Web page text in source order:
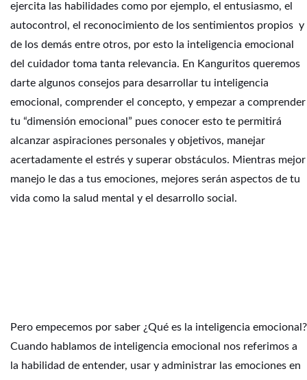
ejercita las habilidades como por ejemplo, el entusiasmo, el
autocontrol, el reconocimiento de los sentimientos propios y
de los demás entre otros, por esto la inteligencia emocional
del cuidador toma tanta relevancia. En Kanguritos queremos
darte algunos consejos para desarrollar tu inteligencia
emocional, comprender el concepto, y empezar a comprender
tu “dimensión emocional” pues conocer esto te permitirá
alcanzar aspiraciones personales y objetivos, manejar
acertadamente el estrés y superar obstáculos. Mientras mejor
manejo le das a tus emociones, mejores serán aspectos de tu
vida como la salud mental y el desarrollo social.
Pero empecemos por saber ¿Qué es la inteligencia emocional?
Cuando hablamos de inteligencia emocional nos referimos a
la habilidad de entender, usar y administrar las emociones en